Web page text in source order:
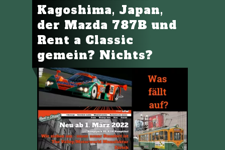
Kagoshima, Japan,
der Mazda 787B und
Rent a Classic
gemein? Nichts?